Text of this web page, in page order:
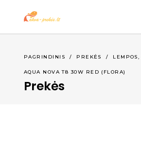
PAGRINDINIS / PREKĖS / LEMPOS,
AQUA NOVA T8 30W RED (FLORA)
Prekės